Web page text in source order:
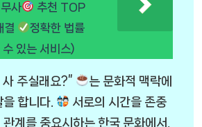
사
추천 TOP
결
정확한 법률
수 있는 서비스)
사 주실래요?”
는 문화적 맥락에
합니다.
서로의 시간을 존중
계를 중요시하는 한국 문화에서,